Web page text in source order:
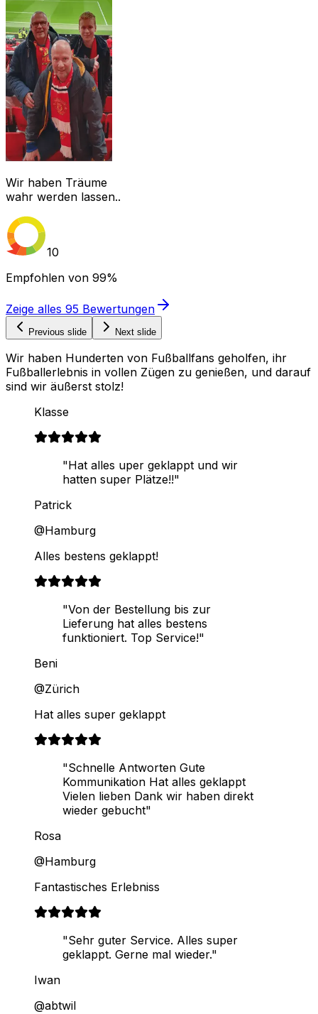
Wir haben Träume
wahr werden lassen..
10
Empfohlen von 99%
Zeige alles 95 Bewertungen
Previous slide Next slide
Wir haben Hunderten von Fußballfans geholfen, ihr
Fußballerlebnis in vollen Zügen zu genießen, und darauf
sind wir äußerst stolz!
Klasse
"Hat alles uper geklappt und wir
hatten super Plätze!!"
Patrick
@Hamburg
Alles bestens geklappt!
"Von der Bestellung bis zur
Lieferung hat alles bestens
funktioniert. Top Service!"
Beni
@Zürich
Hat alles super geklappt
"Schnelle Antworten Gute
Kommunikation Hat alles geklappt
Vielen lieben Dank wir haben direkt
wieder gebucht"
Rosa
@Hamburg
Fantastisches Erlebniss
"Sehr guter Service. Alles super
geklappt. Gerne mal wieder."
Iwan
@abtwil